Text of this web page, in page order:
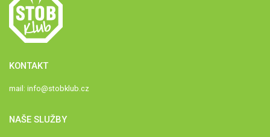
KONTAKT
mail: info@stobklub.cz
NAŠE SLUŽBY